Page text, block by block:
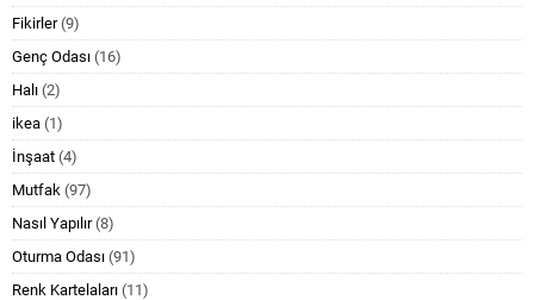
Fikirler(9)
Genç Odası (16)
Halı (2)
ikea (1)
İnşaat (4)
Mutfak (97)
Nasıl Yapılır(8)
Oturma Odası (91)
Renk Kartelaları (11)